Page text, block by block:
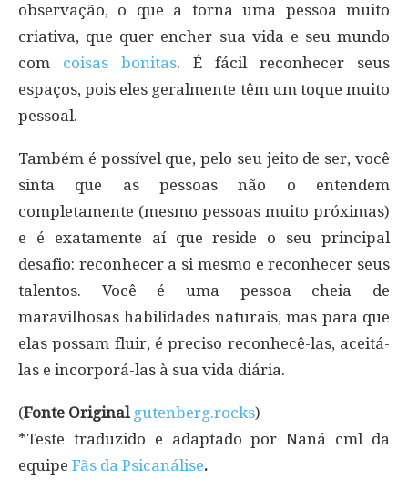
observação, o que a torna uma pessoa muito
criativa, que quer encher sua vida e seu mundo
com coisas bonitas. É fácil reconhecer seus
espaços, pois eles geralmente têm um toque muito
pessoal.
Também é possível que, pelo seu jeito de ser, você
sinta que as pessoas não o entendem
completamente (mesmo pessoas muito próximas)
e é exatamente aí que reside o seu principal
desafio: reconhecer a si mesmo e reconhecer seus
talentos. Você é uma pessoa cheia de
maravilhosas habilidades naturais, mas para que
elas possam fluir, é preciso reconhecê-las, aceitá-
las e incorporá-las à sua vida diária.
(Fonte Original gutenberg.rocks)
*Teste traduzido e adaptado por Naná cml da
equipe Fãs da Psicanálise.